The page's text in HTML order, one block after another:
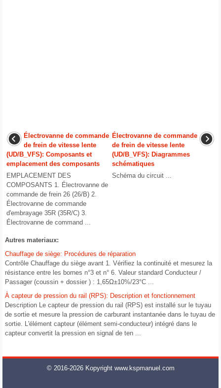
Électrovanne de commande
de frein de vitesse lente
(UD/B_VFS): Composants et
emplacement des composants
EMPLACEMENT DES
COMPOSANTS 1. Électrovanne de
commande de frein 26 (26/B) 2.
Électrovanne de commande
d'embrayage 35R (35R/C) 3.
Électrovanne de command ...
Électrovanne de commande
de frein de vitesse lente
(UD/B_VFS): Diagrammes
schématiques
Schéma du circuit ...
Autres materiaux:
Chauffage de siège: Procédures de réparation
Contrôle Chauffage du siège avant 1. Vérifiez la continuité et mesurez la
résistance entre les bornes n°3 et n° 6. Valeur standard Conducteur /
Passager (coussin + dossier ) : 1,65Ω±10%/23°C ...
À capteur de pression du rail (RPS): Description et fonctionnement
Description Le capteur de pression du rail (RPS) est installé sur le tuyau
de sortie et mesure la pression de carburant instantanée dans le tuyau de
sortie. L'élément capteur (élément semi-conducteur) intégré dans le
capteur convertit la pression en signal de ten ...
© 2016-2026 Kopyright www.kspmanuel.com